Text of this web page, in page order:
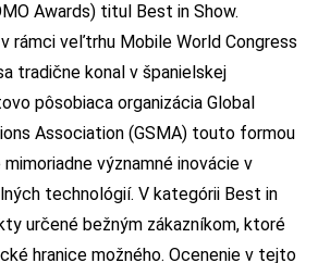
Awards) titul Best in Show.
rámci veľtrhu Mobile World Congress
tradične konal v španielskej
pôsobiaca organizácia Global
Association (GSMA) touto formou
významné inovácie v
technológií. V kategórii Best in
určené bežným zákazníkom, ktoré
hranice možného. Ocenenie v tejto